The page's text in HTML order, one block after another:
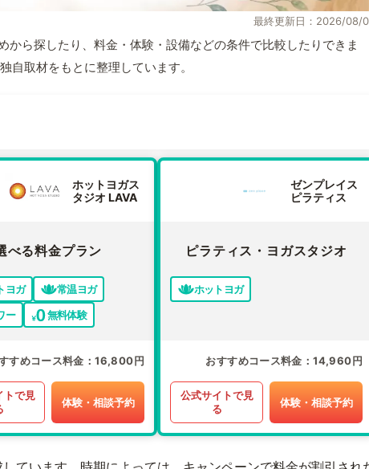
最終更新日：2026/08/
ら探したり、料金・体験・設備などの条件で比較したりできま
自取材をもとに整理しています。
ホットヨガス
タジオ LAVA
べる料金プラン
ヨガ
常温ヨガ
ー
無料体験
すめコース料金 16,800円
トで見
体験・相談予約
ゼンプレイス
ピラティス
ピラティス・ヨガスタジオ
ホットヨガ
おすすめコース料金 14,960円
公式サイトで見
る
体験・相談予約